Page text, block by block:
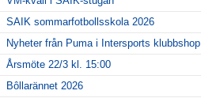
SAIK-shopen
SAIK sommarfotbollsskola 2026
Nyheter från Puma i Intersports klubbshop
Årsmöte 22/3 kl. 15:00
Bôllarännet 2026